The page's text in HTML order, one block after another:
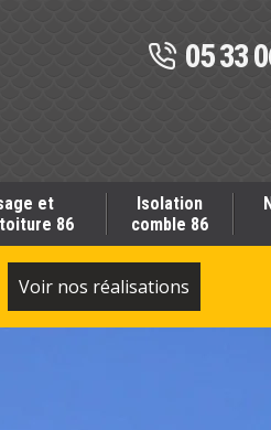
05 33
et
86
Isolation
comble 86
Voir nos réalisations